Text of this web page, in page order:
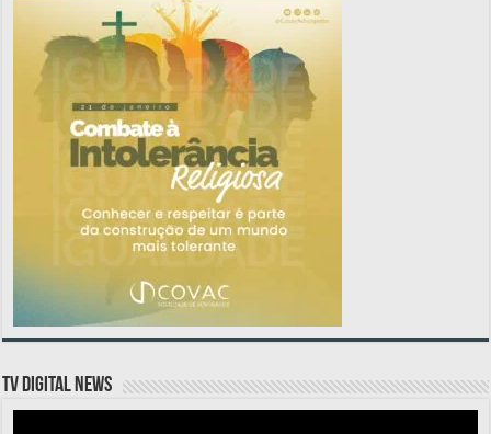
TV DIGITAL NEWS